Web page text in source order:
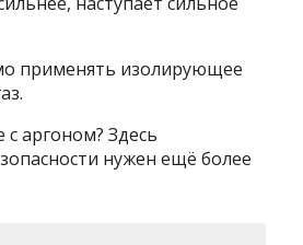
применять изолирующее
аргоном? Здесь
нужен ещё более